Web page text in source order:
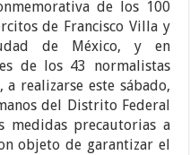
de los 100
de Francisco Villa y
de México, y en
de los 43 normalistas
a realizarse este sábado,
del Distrito Federal
medidas precautorias a
objeto de garantizar el